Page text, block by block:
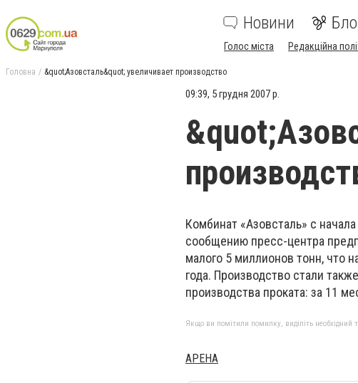
Новини
Голос міста Редакційна
Головна &quot;Азовсталь&quot; увеличивает производство
09:39, 5 грудня 2007 р.
Комбинат «Азовсталь» с
сообщению пресс-центра
малого 5 миллионов тонн, что
года. Производство стали
производства проката: за 11
Якщо ви помітили помилку, виділіть необхідний
АРЕНА